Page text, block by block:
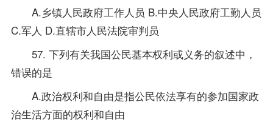
A.乡镇人民政府工作人员 B.中央人民政府工勤人员
C.军人 D.直辖市人民法院审判员
57. 下列有关我国公民基本权利或义务的叙述中，
错误的是
A.政治权利和自由是指公民依法享有的参加国家政
治生活方面的权利和自由